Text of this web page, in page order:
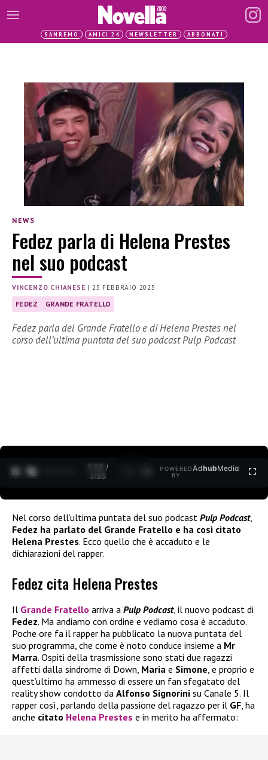
SANREMO AMICI 24 NEWSLETTER ABBONATI
NEWS
Fedez parla di Helena Prestes
nel suo podcast
VINCENZO CHIANESE |25 FEBBRAIO 2025
FEDEZ GRANDE FRATELLO
Fedez parla del Grande Fratello e di Helena Prestes nel
corso dell’ultima puntata del suo podcast Pulp Podcast
0:29 /
3:35
POWERED
BY
AdhubMedia
Nel corso dell’ultima puntata del suo podcast Pulp Podcast,
Fedez ha parlato del Grande Fratello e ha così citato
Helena Prestes. Ecco quello che è accaduto e le
dichiarazioni del rapper.
Fedez cita Helena Prestes
Il Grande Fratello arriva a Pulp Podcast, il nuovo podcast di
Fedez. Ma andiamo con ordine e vediamo cosa è accaduto.
Poche ore fa il rapper ha pubblicato la nuova puntata del
suo programma, che come è noto conduce insieme a Mr
Marra. Ospiti della trasmissione sono stati due ragazzi
affetti dalla sindrome di Down, Maria e Simone, e proprio e
quest’ultimo ha ammesso di essere un fan sfegatato del
reality show condotto da Alfonso Signorini su Canale 5. Il
rapper così, parlando della passione del ragazzo per il GF, ha
anche citato Helena Prestes e in merito ha affermato: